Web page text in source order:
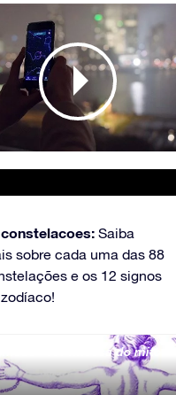
Saiba
sobre cada uma das 88
e os 12 signos
- A Princesa do mito